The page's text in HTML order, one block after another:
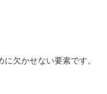
欠かせない要素です。